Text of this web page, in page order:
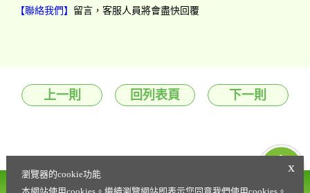
【聯絡我們】 留言，客服人員將會盡快回覆
上一則 回列表頁 下一則
營養諮詢專線
x
瀏覽器的cookie功能